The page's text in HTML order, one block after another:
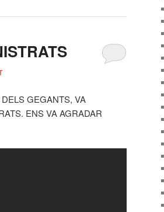
GEGANTS, VA
ENS VA AGRADAR